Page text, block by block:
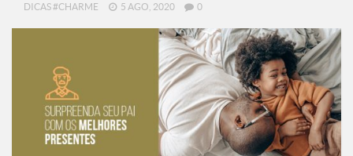
DICAS #CHARME 5 AGO, 2020 0